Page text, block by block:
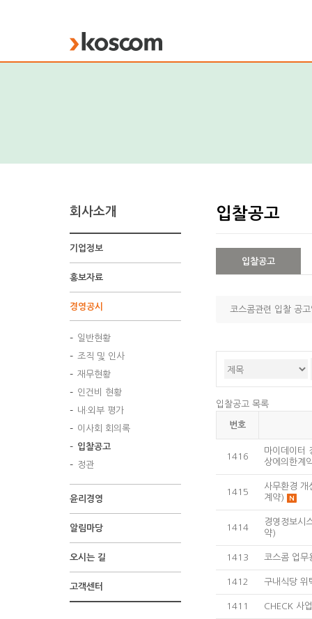
KOSCOM
회사소개
기업정보
홍보자료
경영공시
일반현황
조직 및 인사
재무현황
인건비 현황
내·외부 평가
이사회 회의록
입찰공고
정관
윤리경영
알림마당
오시는 길
고객센터
입찰공고
입찰공고
코스콤관련 입찰 공
입찰공고 목록
번호
1416
마이데이터
상에의한계
1415
사무환경 개
계약)
1414
경영정보시
약)
1413 코스콤 업무
1412 구내식당 위
1411 CHECK 사